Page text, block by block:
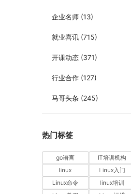
企业名师 (13)
就业喜讯 (715)
开课动态 (371)
行业合作 (127)
马哥头条 (245)
热门标签
go语言 IT培训机构
linux
Linux入门
Linux命令
linux培训